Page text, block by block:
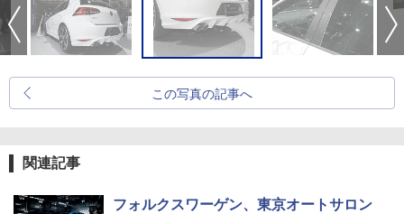
この写真の記事へ
関連記事
フォルクスワーゲン、東京オートサロン